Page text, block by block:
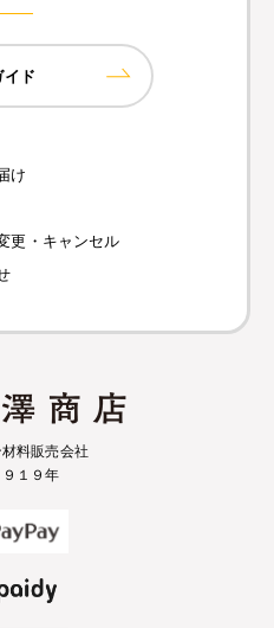
ド
け
更・キャンセル
料販売会社
１９年